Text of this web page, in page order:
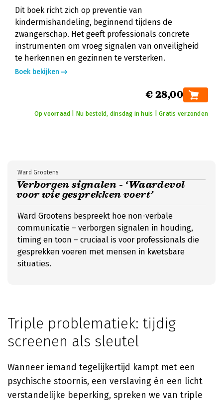
Dit boek richt zich op preventie van
kindermishandeling, beginnend tijdens de
zwangerschap. Het geeft professionals concrete
instrumenten om vroeg signalen van onveiligheid
te herkennen en gezinnen te versterken.
Boek bekijken
€ 28,00
Op voorraad | Nu besteld, dinsdag in huis | Gratis verzonden
Verborgen signalen - ‘Waardevol
voor wie gesprekken voert’
Ward Grootens
Ward Grootens bespreekt hoe non-verbale
communicatie – verborgen signalen in houding,
timing en toon – cruciaal is voor professionals die
gesprekken voeren met mensen in kwetsbare
situaties.
Triple problematiek: tijdig
screenen als sleutel
Wanneer iemand tegelijkertijd kampt met een
psychische stoornis, een verslaving én een licht
verstandelijke beperking, spreken we van triple